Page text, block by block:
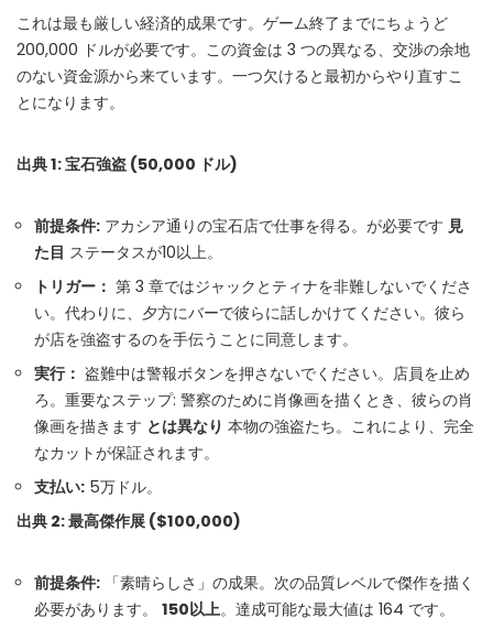
これは最も厳しい経済的成果です。ゲーム終了までにちょうど
200,000 ドルが必要です。この資金は 3 つの異なる、交渉の余地
のない資金源から来ています。一つ欠けると最初からやり直すこ
とになります。
出典 1: 宝石強盗 (50,000 ドル)
前提条件: アカシア通りの宝石店で仕事を得る。が必要です 見
た目 ステータスが10以上。
トリガー： 第 3 章ではジャックとティナを非難しないでくださ
い。代わりに、夕方にバーで彼らに話しかけてください。彼ら
が店を強盗するのを手伝うことに同意します。
実行： 盗難中は警報ボタンを押さないでください。店員を止め
ろ。重要なステップ: 警察のために肖像画を描くとき、​​彼らの肖
像画を描きます とは異なり 本物の強盗たち。これにより、完全
なカットが保証されます。
支払い: 5万ドル。
出典 2: 最高傑作展 ($100,000)
前提条件: 「素晴らしさ」の成果。次の品質レベルで傑作を描く
必要があります。 150以上。達成可能な最大値は 164 です。